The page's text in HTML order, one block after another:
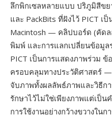
ลึกพิกเซลหลายแบบ ปริภูมิสีข
และ PackBits ที่ฝังไว้ PICT
Macintosh — คลิปบอร์ด (คัด
พิมพ์ และการแลกเปลี่ยนข้อมู
PICT เป็นการแสดงภาพร่วม
ครอบคลุมทางประวัติศาสตร์ —
จับภาพทั้งผลลัพธ์ภาพและวิธีก
รักษาไว้ไม่ใช่เพียงภาพแต่เป็น
การใช้งานอย่างกว้างขวางใน